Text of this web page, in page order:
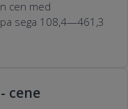
cen med
sega 108,4—461,3
cene